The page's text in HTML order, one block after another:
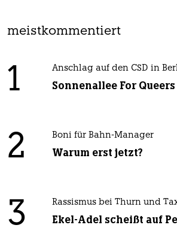
meistkommentiert
1 Anschlag auf den CSD in
Sonnenallee For Queers
2 Boni für Bahn-Manager
Warum erst jetzt?
3 Rassismus bei Thurn und
Ekel-Adel scheißt auf